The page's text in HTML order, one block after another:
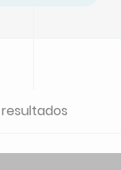
48